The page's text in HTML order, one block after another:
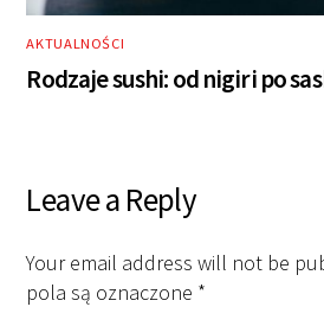
AKTUALNOŚCI
Rodzaje sushi: od nigiri po
Leave a Reply
Your email address will not be
pola są oznaczone *